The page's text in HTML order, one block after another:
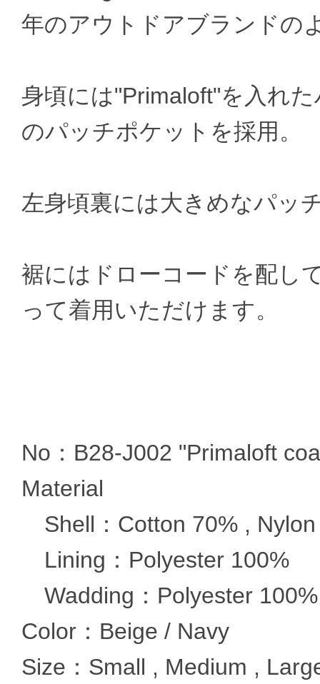
年のアウトドアブランドの
身頃には"Primaloft"を入れ
のパッチポケットを採用。
左身頃裏には大きめなパッ
裾にはドローコードを配し
って着用いただけます。
No：B28-J002 "Primaloft
Material
Shell：Cotton 70% , Nylon
Lining：Polyester 100%
Wadding：Polyester 100%
Color：Beige / Navy
Size：Small , Medium ,